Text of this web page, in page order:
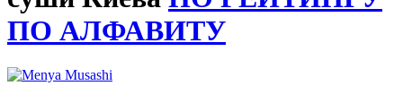
ПО АЛФАВИТУ